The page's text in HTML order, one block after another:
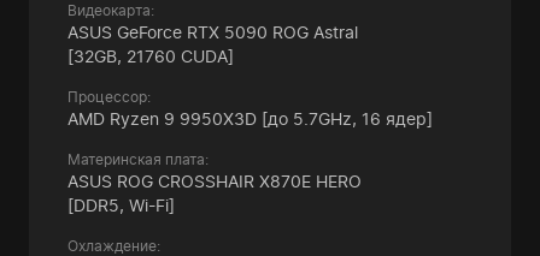
Видеокарта:
ASUS GeForce RTX 5090 ROG Astral
[32GB, 21760 CUDA]
Процессор:
AMD Ryzen 9 9950X3D [до 5.7GHz, 16 ядер]
Материнская плата:
ASUS ROG CROSSHAIR X870E HERO
[DDR5, Wi-Fi]
Охлаждение: